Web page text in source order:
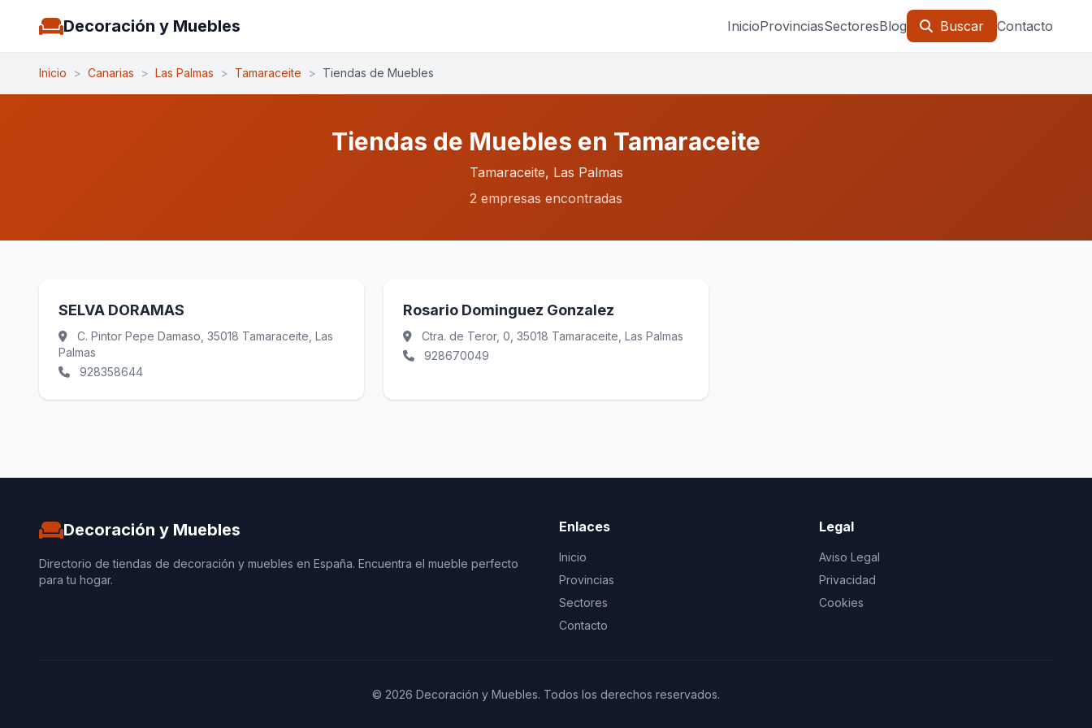
Decoración y Muebles InicioProvinciasSectoresBlog Buscar Contacto
Inicio > Canarias > Las Palmas > Tamaraceite > Tiendas de Muebles
Tiendas de Muebles en Tamaraceite
Tamaraceite, Las Palmas
2 empresas encontradas
SELVA DORAMAS
C. Pintor Pepe Damaso, 35018 Tamaraceite, Las
Palmas
928358644
Rosario Dominguez Gonzalez
Ctra. de Teror, 0, 35018 Tamaraceite, Las Palmas
928670049
Decoración y Muebles
Directorio de tiendas de decoración y muebles en España. Encuentra el mueble perfecto
para tu hogar.
Enlaces
Inicio
Provincias
Sectores
Contacto
Legal
Aviso Legal
Privacidad
Cookies
© 2026 Decoración y Muebles. Todos los derechos reservados.